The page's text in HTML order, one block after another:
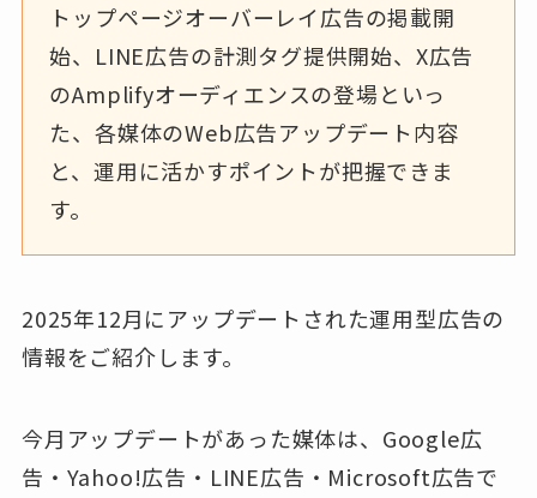
トップページオーバーレイ広告の掲載開
始、LINE広告の計測タグ提供開始、X広告
のAmplifyオーディエンスの登場といっ
た、各媒体のWeb広告アップデート内容
と、運用に活かすポイントが把握できま
す。
2025年12月にアップデートされた運用型広告の
情報をご紹介します。
今月アップデートがあった媒体は、Google広
告・Yahoo!広告・LINE広告・Microsoft広告で